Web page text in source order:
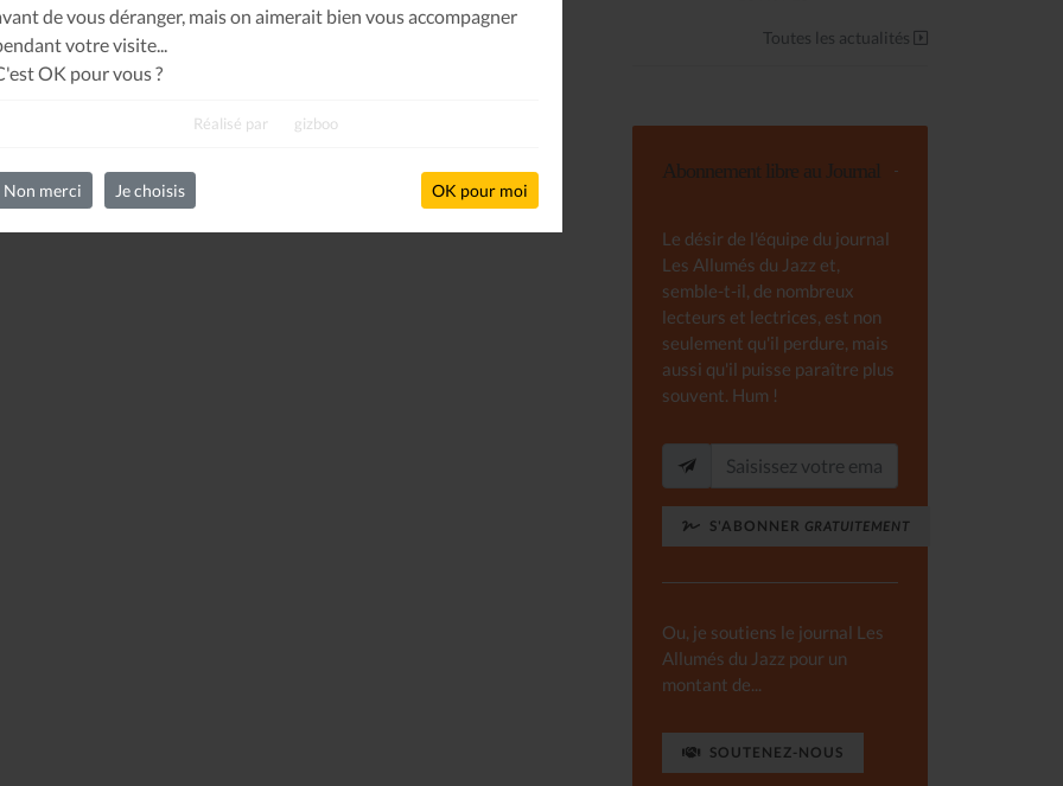
de vous déranger, mais on aimerait bien vous accompagner
votre visite...
OK pour vous ?
Réalisé par gizboo
Non merci Je choisis OK pour moi
Toutes les actualités
Abonnement libre au Journal
Le désir de l'équipe du journal
Les Allumés du Jazz et,
semble-t-il, de nombreux
lecteurs et lectrices, est non
seulement qu'il perdure, mais
aussi qu'il puisse paraître plus
souvent. Hum !
S'ABONNER GRATUITEMENT
Ou, je soutiens le journal Les
Allumés du Jazz pour un
montant de...
SOUTENEZ-NOUS